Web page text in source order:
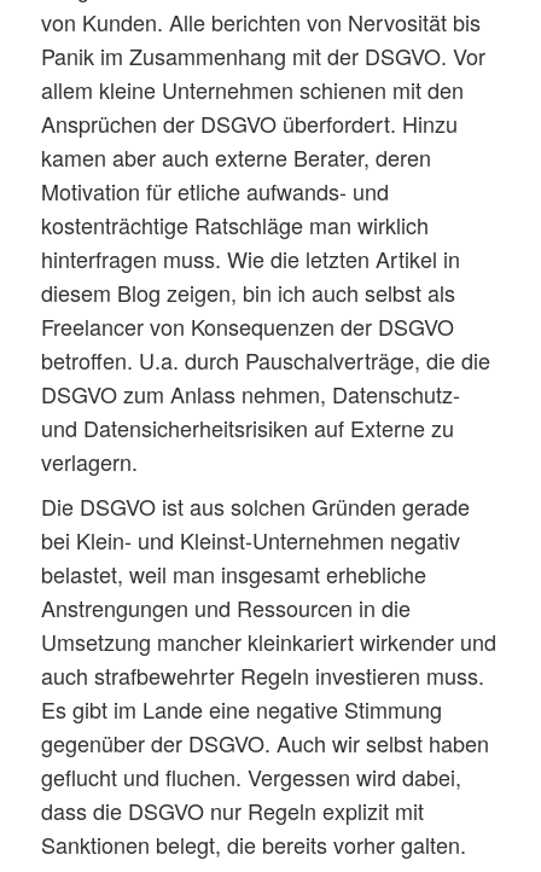
von Kunden. Alle berichten von Nervosität bis
Panik im Zusammenhang mit der DSGVO. Vor
allem kleine Unternehmen schienen mit den
Ansprüchen der DSGVO überfordert. Hinzu
kamen aber auch externe Berater, deren
Motivation für etliche aufwands- und
kostenträchtige Ratschläge man wirklich
hinterfragen muss. Wie die letzten Artikel in
diesem Blog zeigen, bin ich auch selbst als
Freelancer von Konsequenzen der DSGVO
betroffen. U.a. durch Pauschalverträge, die die
DSGVO zum Anlass nehmen, Datenschutz-
und Datensicherheitsrisiken auf Externe zu
verlagern.
Die DSGVO ist aus solchen Gründen gerade
bei Klein- und Kleinst-Unternehmen negativ
belastet, weil man insgesamt erhebliche
Anstrengungen und Ressourcen in die
Umsetzung mancher kleinkariert wirkender und
auch strafbewehrter Regeln investieren muss.
Es gibt im Lande eine negative Stimmung
gegenüber der DSGVO. Auch wir selbst haben
geflucht und fluchen. Vergessen wird dabei,
dass die DSGVO nur Regeln explizit mit
Sanktionen belegt, die bereits vorher galten.